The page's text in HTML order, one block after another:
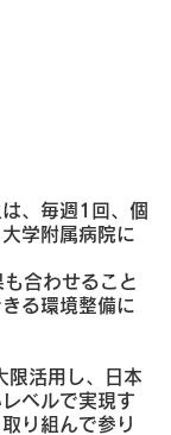
、毎週1回、個
学附属病院に
合わせること
る環境整備に
ベルで実現す
り組んで参り